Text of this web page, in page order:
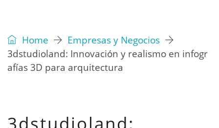
Home
Empresas y Negocios
3dstudioland: Innovación y realismo en infogr
afías 3D para arquitectura
3dstudioland: